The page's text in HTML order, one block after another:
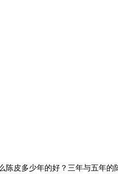
皮多少年的好？三年与五年的